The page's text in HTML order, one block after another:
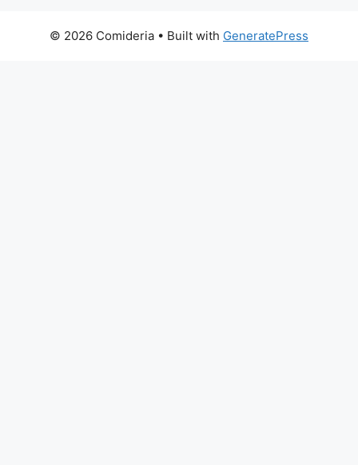
© 2026 Comideria • Built with GeneratePress